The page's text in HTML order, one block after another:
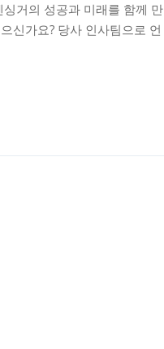
거의 성공과 미래를 함께 만
신가요? 당사 인사팀으로 언